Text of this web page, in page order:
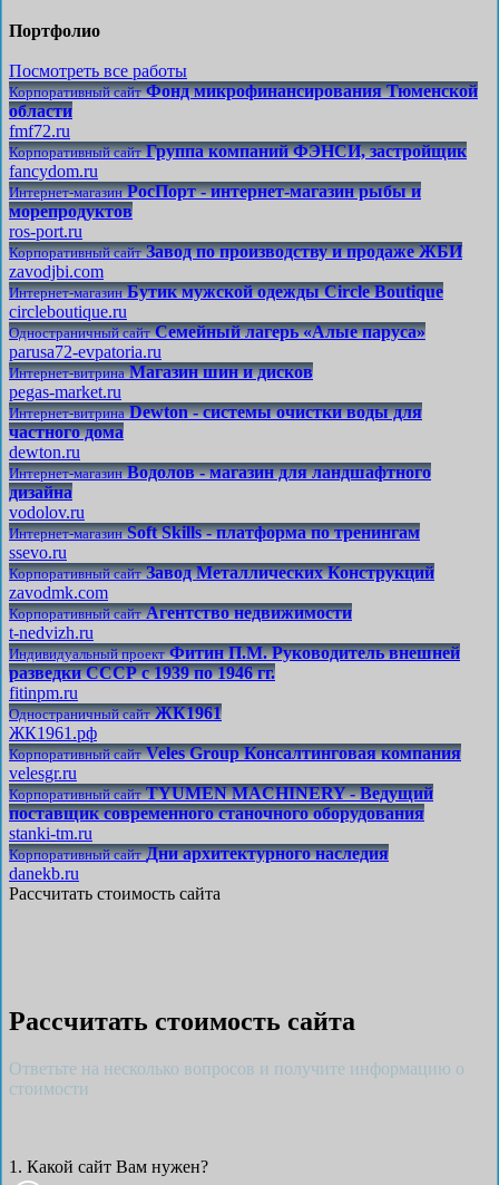
Портфолио
Посмотреть все работы
Корпоративный сайт Фонд микрофинансирования Тюменской
области
fmf72.ru
Корпоративный сайт Группа компаний ФЭНСИ, застройщик
fancydom.ru
Интернет-магазин РосПорт - интернет-магазин рыбы и
морепродуктов
ros-port.ru
Корпоративный сайт Завод по производству и продаже ЖБИ
zavodjbi.com
Интернет-магазин Бутик мужской одежды Circle Boutique
circleboutique.ru
Одностраничный сайт Семейный лагерь «Алые паруса»
parusa72-evpatoria.ru
Интернет-витрина Магазин шин и дисков
pegas-market.ru
Интернет-витрина Dewton - системы очистки воды для
частного дома
dewton.ru
Интернет-магазин Водолов - магазин для ландшафтного
дизайна
vodolov.ru
Интернет-магазин Soft Skills - платформа по тренингам
ssevo.ru
Корпоративный сайт Завод Металлических Конструкций
zavodmk.com
Корпоративный сайт Агентство недвижимости
t-nedvizh.ru
Индивидуальный проект Фитин П.М. Руководитель внешней
разведки СССР с 1939 по 1946 гг.
fitinpm.ru
Одностраничный сайт ЖК1961
ЖК1961.рф
Корпоративный сайт Veles Group Консалтинговая компания
velesgr.ru
Корпоративный сайт TYUMEN MACHINERY - Ведущий
поставщик современного станочного оборудования
stanki-tm.ru
Корпоративный сайт Дни архитектурного наследия
danekb.ru
Рассчитать стоимость сайта
Рассчитать стоимость сайта
Ответьте на несколько вопросов и получите информацию о
стоимости
1. Какой сайт Вам нужен?